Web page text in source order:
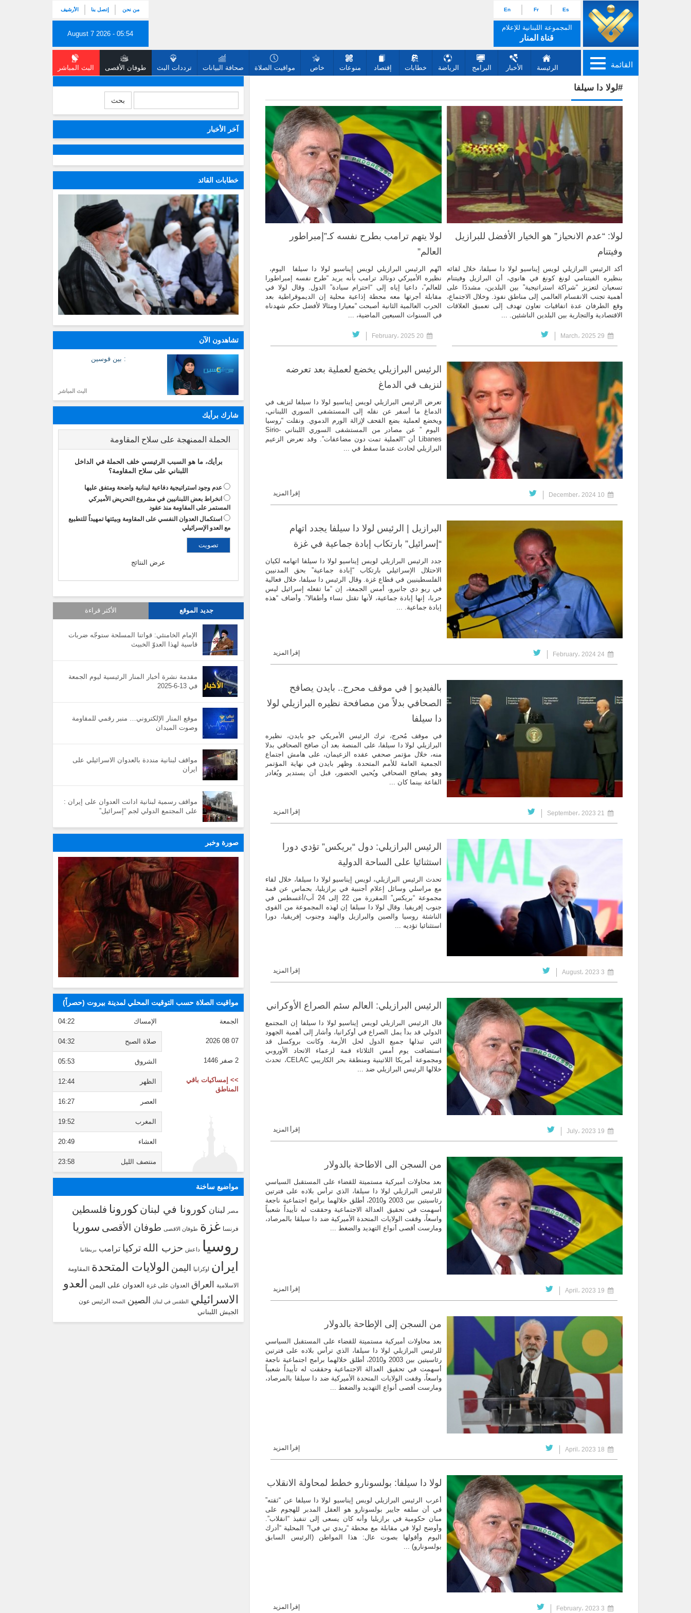
Es
Fr
En
المجموعة اللبنانية للإعلام
قناة المنار
من نحن إتصل بنا الأرشيف
August 7 2026 - 05:54
القائمة الرئيسة الأخبار البرامج الرياضة خطابات إقتصاد منوعات خاص مواقيت الصلاة صحافة البيانات ترددات البث طوفان الأقصى البث المباشر
#لولا دا سيلفا
لولا: “عدم الانحياز” هو الخيار الأفضل للبرازيل
وفيتنام
أكد الرئيس البرازيلي لويس إيناسيو لولا دا سيلفا، خلال لقائه
بنظيره الفيتنامي لونغ كونغ في هانوي، أن البرازيل وفيتنام
تسعيان لتعزيز “شراكة استراتيجية” بين البلدين، مشددًا على
أهمية تجنب الانقسام العالمي إلى مناطق نفوذ. وخلال الاجتماع،
وقع الطرفان عدة اتفاقيات تعاون تهدف إلى تعميق العلاقات
الاقتصادية والتجارية بين البلدين الناشئين. ...
لولا يتهم ترامب بطرح نفسه كـ”إمبراطور
العالم”
اتّهم الرئيس البرازيلي لويس إيناسيو لولا دا سيلفا اليوم،
نظيره الأميركي دونالد ترامب بأنه يريد “طرح نفسه إمبراطورا
للعالم”، داعيا إياه إلى “احترام سيادة” الدول. وقال لولا في
مقابلة أجرتها معه محطة إذاعية محلية إن الديموقراطية بعد
الحرب العالمية الثانية أصبحت “معيارا ومثالا لأفضل حكم شهدناه
في السنوات السبعين الماضية، ...
الرئيس البرازيلي يخضع لعملية بعد تعرضه
لنزيف في الدماغ
تعرض الرئيس البرازيلي لويس إيناسيو لولا دا سيلفا لنزيف في
الدماغ ما أسفر عن نقله إلى المستشفى السوري اللبناني،
ويخضع لعملية بضع القحف لإزالة الورم الدموي. ونقلت “روسيا
اليوم ” عن مصادر من المستشفى السوري اللبناني Sirio-
Libanes أن “العملية تمت دون مضاعفات”. وقد تعرض الزعيم
البرازيلي لحادث عندما سقط في ...
إقرأ المزيد
البرازيل | الرئيس لولا دا سيلفا يجدد اتهام
“إسرائيل” بارتكاب إبادة جماعية في غزة
جدد الرئيس البرازيلي لويس إيناسيو لولا دا سيلفا اتهامه لكيان
الاحتلال الإسرائيلي بارتكاب “إبادة جماعية” بحق المدنيين
الفلسطينيين في قطاع غزة. وقال الرئيس دا سيلفا، خلال فعالية
في ريو دي جانيرو، أمس الجمعة، إن “ما تفعله إسرائيل ليس
حربا، إنها إبادة جماعية، لأنها تقتل نساء وأطفالا”. وأضاف “هذه
إبادة جماعية. ...
إقرأ المزيد
بالفيديو | في موقف محرج.. بايدن يصافح
الصحافي بدلاً من مصافحة نظيره البرازيلي لولا
دا سيلفا
في موقف مُحرج، ترك الرئيس الأمريكي جو بايدن، نظيره
البرازيلي لولا دا سيلفا، على المنصة بعد أن صافح الصحافي بدلا
منه، خلال مؤتمر صحفي عقده الزعيمان، على هامش اجتماع
الجمعية العامة للأمم المتحدة. وظهر بايدن في نهاية المؤتمر
وهو يصافح الصحافي ويُحيي الحضور، قبل أن يستدير ويُغادر
القاعة بينما كان ...
إقرأ المزيد
الرئيس البرازيلي: دول “بريكس” تؤدي دورا
استثنائيا على الساحة الدولية
تحدث الرئيس البرازيلي، لويس إيناسيو لولا دا سيلفا، خلال لقاء
مع مراسلي وسائل إعلام أجنبية في برازيليا، بحماس عن قمة
مجموعة “بريكس” المقررة من 22 إلى 24 آب/أغسطس في
جنوب إفريقيا. وقال لولا دا سيلفا إن لهذه المجموعة من القوى
الناشئة روسيا والصين والبرازيل والهند وجنوب إفريقيا، دورا
استثنائيا تؤديه ...
إقرأ المزيد
الرئيس البرازيلي: العالم سئم الصراع الأوكراني
قال الرئيس البرازيلي لويس إيناسيو لولا دا سيلفا إن المجتمع
الدولي قد بدأ يمل الصراع في أوكرانيا، وأشار إلى أهمية الجهود
التي تبذلها جميع الدول لحل الأزمة. وكانت بروكسل قد
استضافت يوم أمس الثلاثاء قمة لزعماء الاتحاد الأوروبي
ومجموعة أمريكا اللاتينية ومنطقة بحر الكاريبي CELAC، تحدث
خلالها الرئيس البرازيلي ضد ...
إقرأ المزيد
من السجن الى الاطاحة بالدولار
بعد محاولات أميركية مستميتة للقضاء على المستقبل السياسي
للرئيس البرازيلي لولا دا سيلفا، الذي ترأس بلاده على فترتين
رئاسيتين بين 2003 و2010، أطلق خلالهما برامج اجتماعية ناجعة
أسهمت في تحقيق العدالة الاجتماعية وحققت له تأييداً شعبياً
واسعاً، وقفت الولايات المتحدة الأميركية ضد دا سيلڤا بالمرصاد،
ومارست أقصى أنواع التهديد والضغط ...
إقرأ المزيد
من السجن إلى الإطاحة بالدولار
بعد محاولات أميركية مستميتة للقضاء على المستقبل السياسي
للرئيس البرازيلي لولا دا سيلفا، الذي ترأس بلاده على فترتين
رئاسيتين بين 2003 و2010، أطلق خلالهما برامج اجتماعية ناجعة
أسهمت في تحقيق العدالة الاجتماعية وحققت له تأييداً شعبياً
واسعاً، وقفت الولايات المتحدة الأميركية ضد دا سيلڤا بالمرصاد،
ومارست أقصى أنواع التهديد والضغط ...
إقرأ المزيد
لولا دا سيلفا: بولسونارو خطط لمحاولة الانقلاب
أعرب الرئيس البرازيلي لويس إيناسيو لولا دا سيلفا عن “ثقته”
في أن سلفه جايير بولسونارو هو العقل المدبر للهجوم على
مبان حكومية في برازيليا وأنه كان يسعى إلى تنفيذ “انقلاب”.
وأوضح لولا في مقابلة مع محطة “ريدي تي في!” المحلية “أدرك
اليوم وأقولها بصوت عال: هذا المواطن (الرئيس السابق
بولسونارو) ...
إقرأ المزيد
بحث
آخر الأخبار
خطابات القائد
تشاهدون الآن
: بين قوسين
البث المباشر
شارك برأيك
الحملة الممنهجة على سلاح المقاومة
برأيك، ما هو السبب الرئيسي خلف الحملة في الداخل
اللبناني على سلاح المقاومة؟
عدم وجود استراتيجية دفاعية لبنانية واضحة ومتفق عليها
انخراط بعض اللبنانيين في مشروع التحريض الأميركي
المستمر على المقاومة منذ عقود
استكمال العدوان النفسي على المقاومة وبيئتها تمهيداً للتطبيع
مع العدو الإسرائيلي
عرض النتائج
جديد الموقع الأكثر قراءة
الإمام الخامنئي: قواتنا المسلحة ستوجّه ضربات
قاسية لهذا العدوّ الخبيث
مقدمة نشرة أخبار المنار الرئيسية ليوم الجمعة
في 13-6-2025
موقع المنار الإلكتروني… منبر رقمي للمقاومة
وصوت الميدان
مواقف لبنانية منددة بالعدوان الاسرائيلي على
ايران
مواقف رسمية لبنانية ادانت العدوان على إيران :
على المجتمع الدولي لجم “إسرائيل”
صورة وخبر
مواقيت الصلاة حسب التوقيت المحلي لمدينة بيروت (حصراً)
الجمعة
07 08 2026
2 صفر 1446
>> إمساكيات باقي
المناطق
الإمساك 04:22
صلاة الصبح 04:32
الشروق 05:53
الظهر 12:44
العصر 16:27
المغرب 19:52
العشاء 20:49
منتصف الليل 23:58
مواضيع ساخنة
مصر لبنان كورونا في لبنان كورونا فلسطين
فرنسا غزة طوفان الاقصى طوفان الأقصى سوريا
روسيا داعش حزب الله تركيا ترامب بريطانيا
ايران اوكرانيا اليمن الولايات المتحدة المقاومة
الاسلامية العراق العدوان على غزة العدوان على اليمن العدو
الاسرائيلي الطقس في لبنان الصين الصحة الرئيس عون
الجيش اللبناني